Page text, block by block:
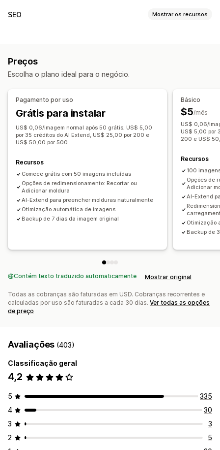
Otimização de imagens
Edição em massa
SEO Mostrar os recursos
Redimensionamento de imagens
Otimização de imagens
Otimização de velocidade
Monitoramento de desempenho
Insights e dicas
Análise de velocidade Análise de conteúdo
Acompanhamento
Preços
Escolha o plano ideal para o negócio.
Pagamento por uso
Grátis para instalar
US$ 0,06/imagem normal após 50 grátis; US$ 5,00
por 35 créditos do AI Extend, US$ 25,00 por 200 e
US$ 50,00 por 500
Recursos
Comece grátis com 50 imagens incluídas
Opções de redimensionamento: Recortar ou
Adicionar moldura
AI-Extend para preencher molduras naturalmente
Otimização automática de imagens
Backup de 7 dias da imagem original
Básico
$5/mês
US$ 0,06/
US$ 5,00 por
200 e US$
Recursos
100
Opções de
Adicionar
AI-Extend
Otimização
Backup de
Contém texto traduzido automaticamente Mostrar original
Todas as cobranças são faturadas em USD. Cobranças recorrentes e
calculadas por uso são faturadas a cada 30 dias. Ver todas as opções
de preço
Avaliações (403)
Classificação geral
4,2
5
335
4
30
3
3
2
5